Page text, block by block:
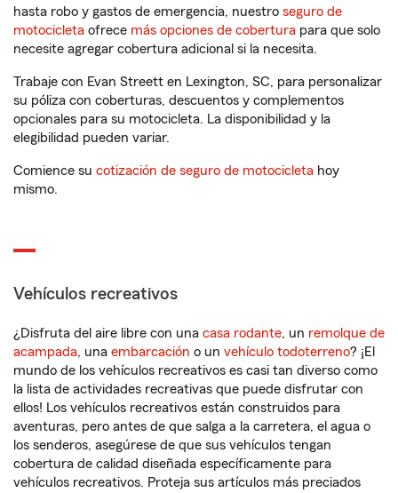
hasta robo y gastos de emergencia, nuestro seguro de
motocicleta ofrece más opciones de cobertura para que solo
necesite agregar cobertura adicional si la necesita.
Trabaje con Evan Streett en Lexington, SC, para personalizar
su póliza con coberturas, descuentos y complementos
opcionales para su motocicleta. La disponibilidad y la
elegibilidad pueden variar.
Comience su cotización de seguro de motocicleta hoy
mismo.
Vehículos recreativos
¿Disfruta del aire libre con una casa rodante, un remolque de
acampada, una embarcación o un vehículo todoterreno? ¡El
mundo de los vehículos recreativos es casi tan diverso como
la lista de actividades recreativas que puede disfrutar con
ellos! Los vehículos recreativos están construidos para
aventuras, pero antes de que salga a la carretera, el agua o
los senderos, asegúrese de que sus vehículos tengan
cobertura de calidad diseñada específicamente para
vehículos recreativos. Proteja sus artículos más preciados